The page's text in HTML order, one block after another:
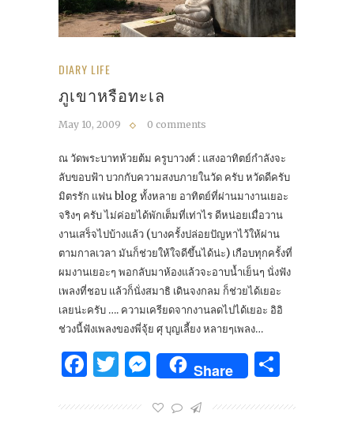
DIARY LIFE
ภูเขาหรือทะเล
May 10, 2009 0 comments
ณ วัดพระบาทห้วยต้ม ครูบาวงศ์ : แสงอาทิตย์กำลังจะ
ลับขอบฟ้า บวกกับความสงบภายในวัด ครับ หวัดดีครับ
มิตรรัก แฟน blog ทั้งหลาย อาทิตย์ที่ผ่านมางานเยอะ
จริงๆ ครับ ไม่ค่อยได้พักเต็มที่เท่าไร ดีหน่อยเมื่อวาน
งานเสร็จไปบ้างแล้ว (บางครั้งปล่อยปัญหาไว้ให้ผ่าน
ตามกาลเวลา มันก็ช่วยให้ใจดีขึ้นได้น่ะ) เกือบทุกครั้งที่
ผมงานเยอะๆ พอกลับมาห้องแล้วจะอาบน้ำเย็นๆ นั่งฟัง
เพลงที่ชอบ แล้วก็นั่งสมาธิ เดินจงกลม ก็ช่วยได้เยอะ
เลยน่ะครับ …. ความเครียดจากงานลดไปได้เยอะ อิอิ
ช่วงนี้ฟังเพลงของพี่จุ้ย ศุ บุญเลี้ยง หลายๆเพลง…
Facebook
Twitter
Messenger
Share